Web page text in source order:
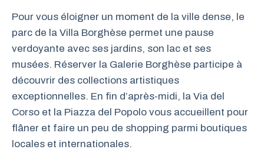
Pour vous éloigner un moment de la ville dense, le
parc de la Villa Borghèse permet une pause
verdoyante avec ses jardins, son lac et ses
musées. Réserver la Galerie Borghèse participe à
découvrir des collections artistiques
exceptionnelles. En fin d’après-midi, la Via del
Corso et la Piazza del Popolo vous accueillent pour
flâner et faire un peu de shopping parmi boutiques
locales et internationales.